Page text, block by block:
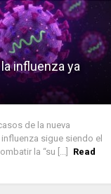
influenza ya
de la nueva
sigue siendo el
la “su [...]
Read